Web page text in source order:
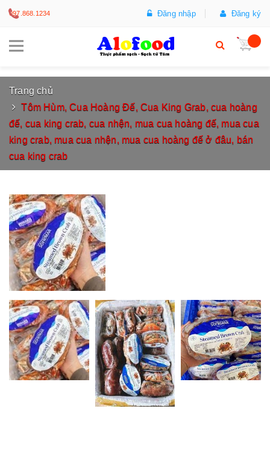
097.868.1234 Đăng nhập Đăng ký
Trang chủ
Tôm Hùm, Cua Hoàng Đế, Cua King Grab, cua hoàng
đế, cua king crab, cua nhện, mua cua hoàng đế, mua cua
king crab, mua cua nhện, mua cua hoàng đế ở đâu, bán
cua king crab